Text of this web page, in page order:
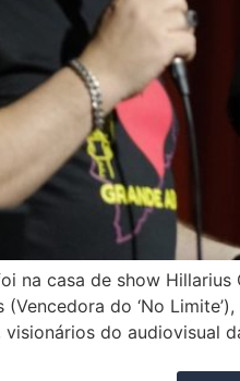
na casa de show
(Vencedora do ‘No
visionários do audiovisual